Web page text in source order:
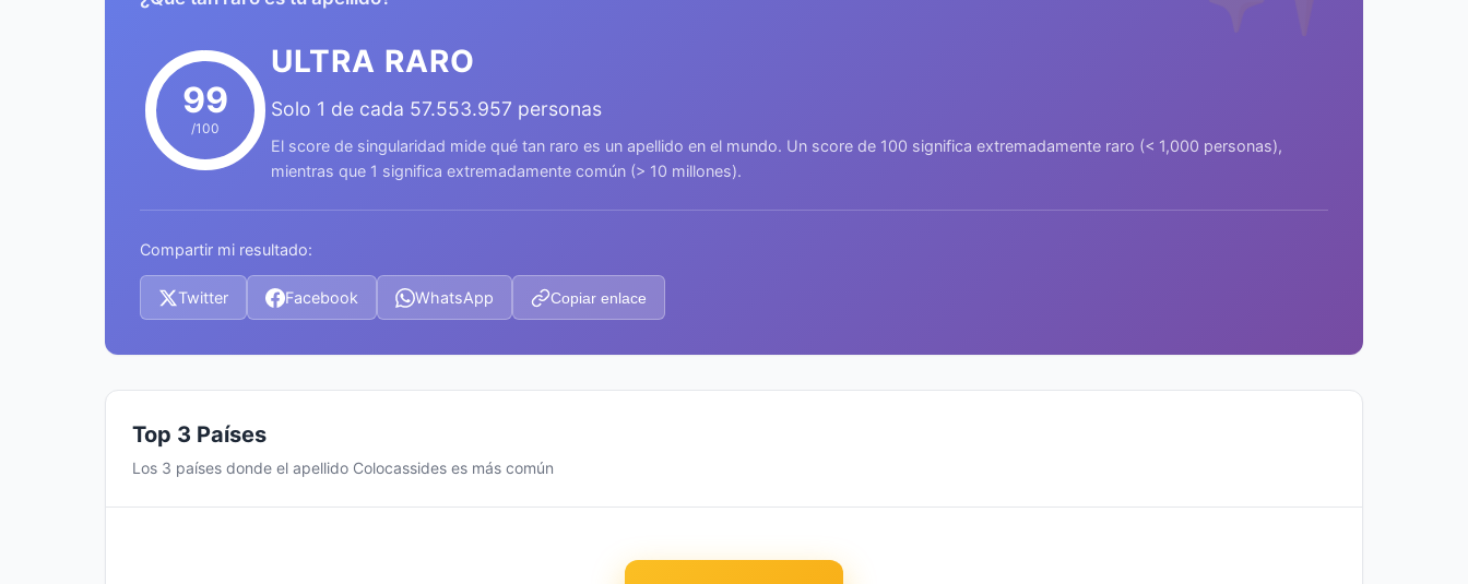
99
/100
ULTRA RARO
Solo 1 de cada 57.553.957 personas
El score de singularidad mide qué tan raro es un apellido en el mundo. Un score de 100 significa extremadamente raro (< 1,000 personas),
mientras que 1 significa extremadamente común (> 10 millones).
Compartir mi resultado:
Twitter Facebook WhatsApp Copiar enlace
Top 3 Países
Los 3 países donde el apellido Colocassides es más común